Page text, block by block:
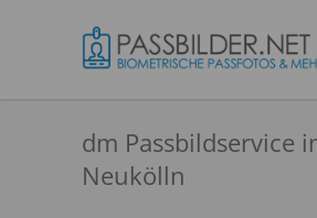
dm Passbildservice
Neukölln